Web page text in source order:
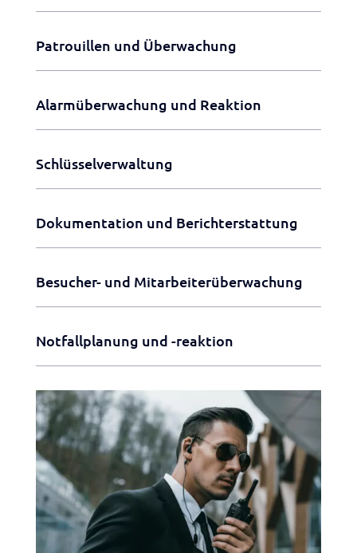
Patrouillen und Überwachung
Alarmüberwachung und Reaktion
Schlüsselverwaltung
Dokumentation und Berichterstattung
Besucher- und Mitarbeiterüberwachung
Notfallplanung und -reaktion